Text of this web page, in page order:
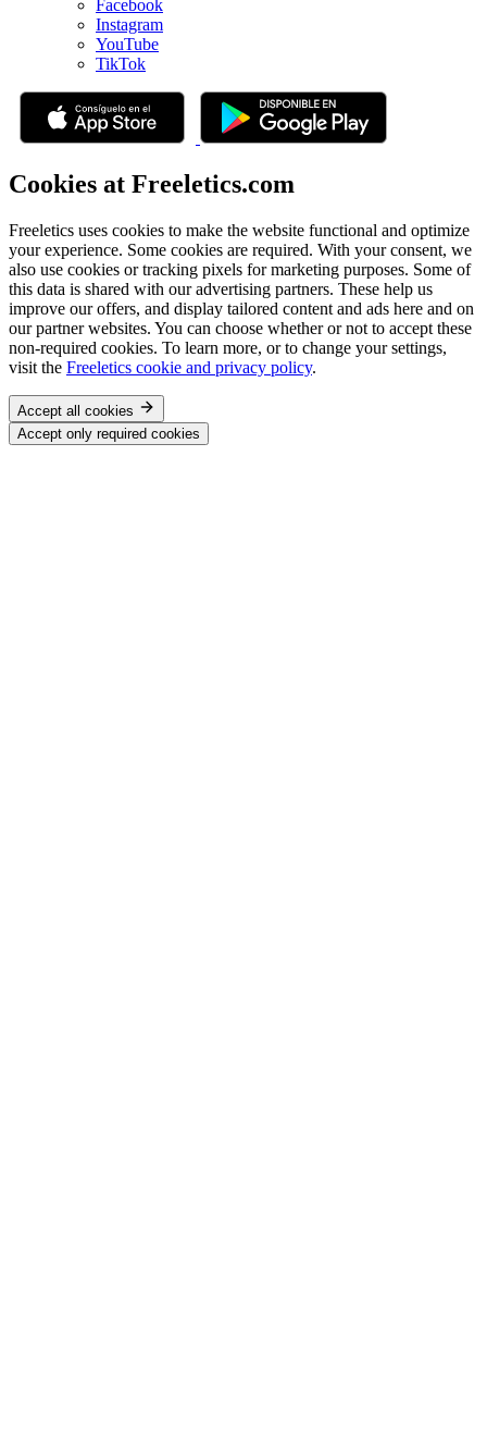
Facebook
Instagram
YouTube
TikTok
Cookies at Freeletics.com
Freeletics uses cookies to make the website functional and optimize
your experience. Some cookies are required. With your consent, we
also use cookies or tracking pixels for marketing purposes. Some of
this data is shared with our advertising partners. These help us
improve our offers, and display tailored content and ads here and on
our partner websites. You can choose whether or not to accept these
non-required cookies. To learn more, or to change your settings,
visit the Freeletics cookie and privacy policy.
Accept all cookies
Accept only required cookies